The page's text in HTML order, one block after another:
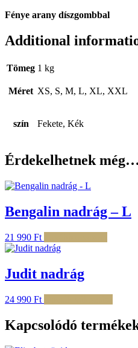
Fénye arany díszgombbal
Additional
Tömeg 1 kg
Méret XS, S, M, L, XL, XXL
szín Fekete, Kék
Érdekelhetnek még…
Bengalin nadrág – L
21 990 Ft
Judit nadrág
24 990 Ft
több
Kapcsolódó